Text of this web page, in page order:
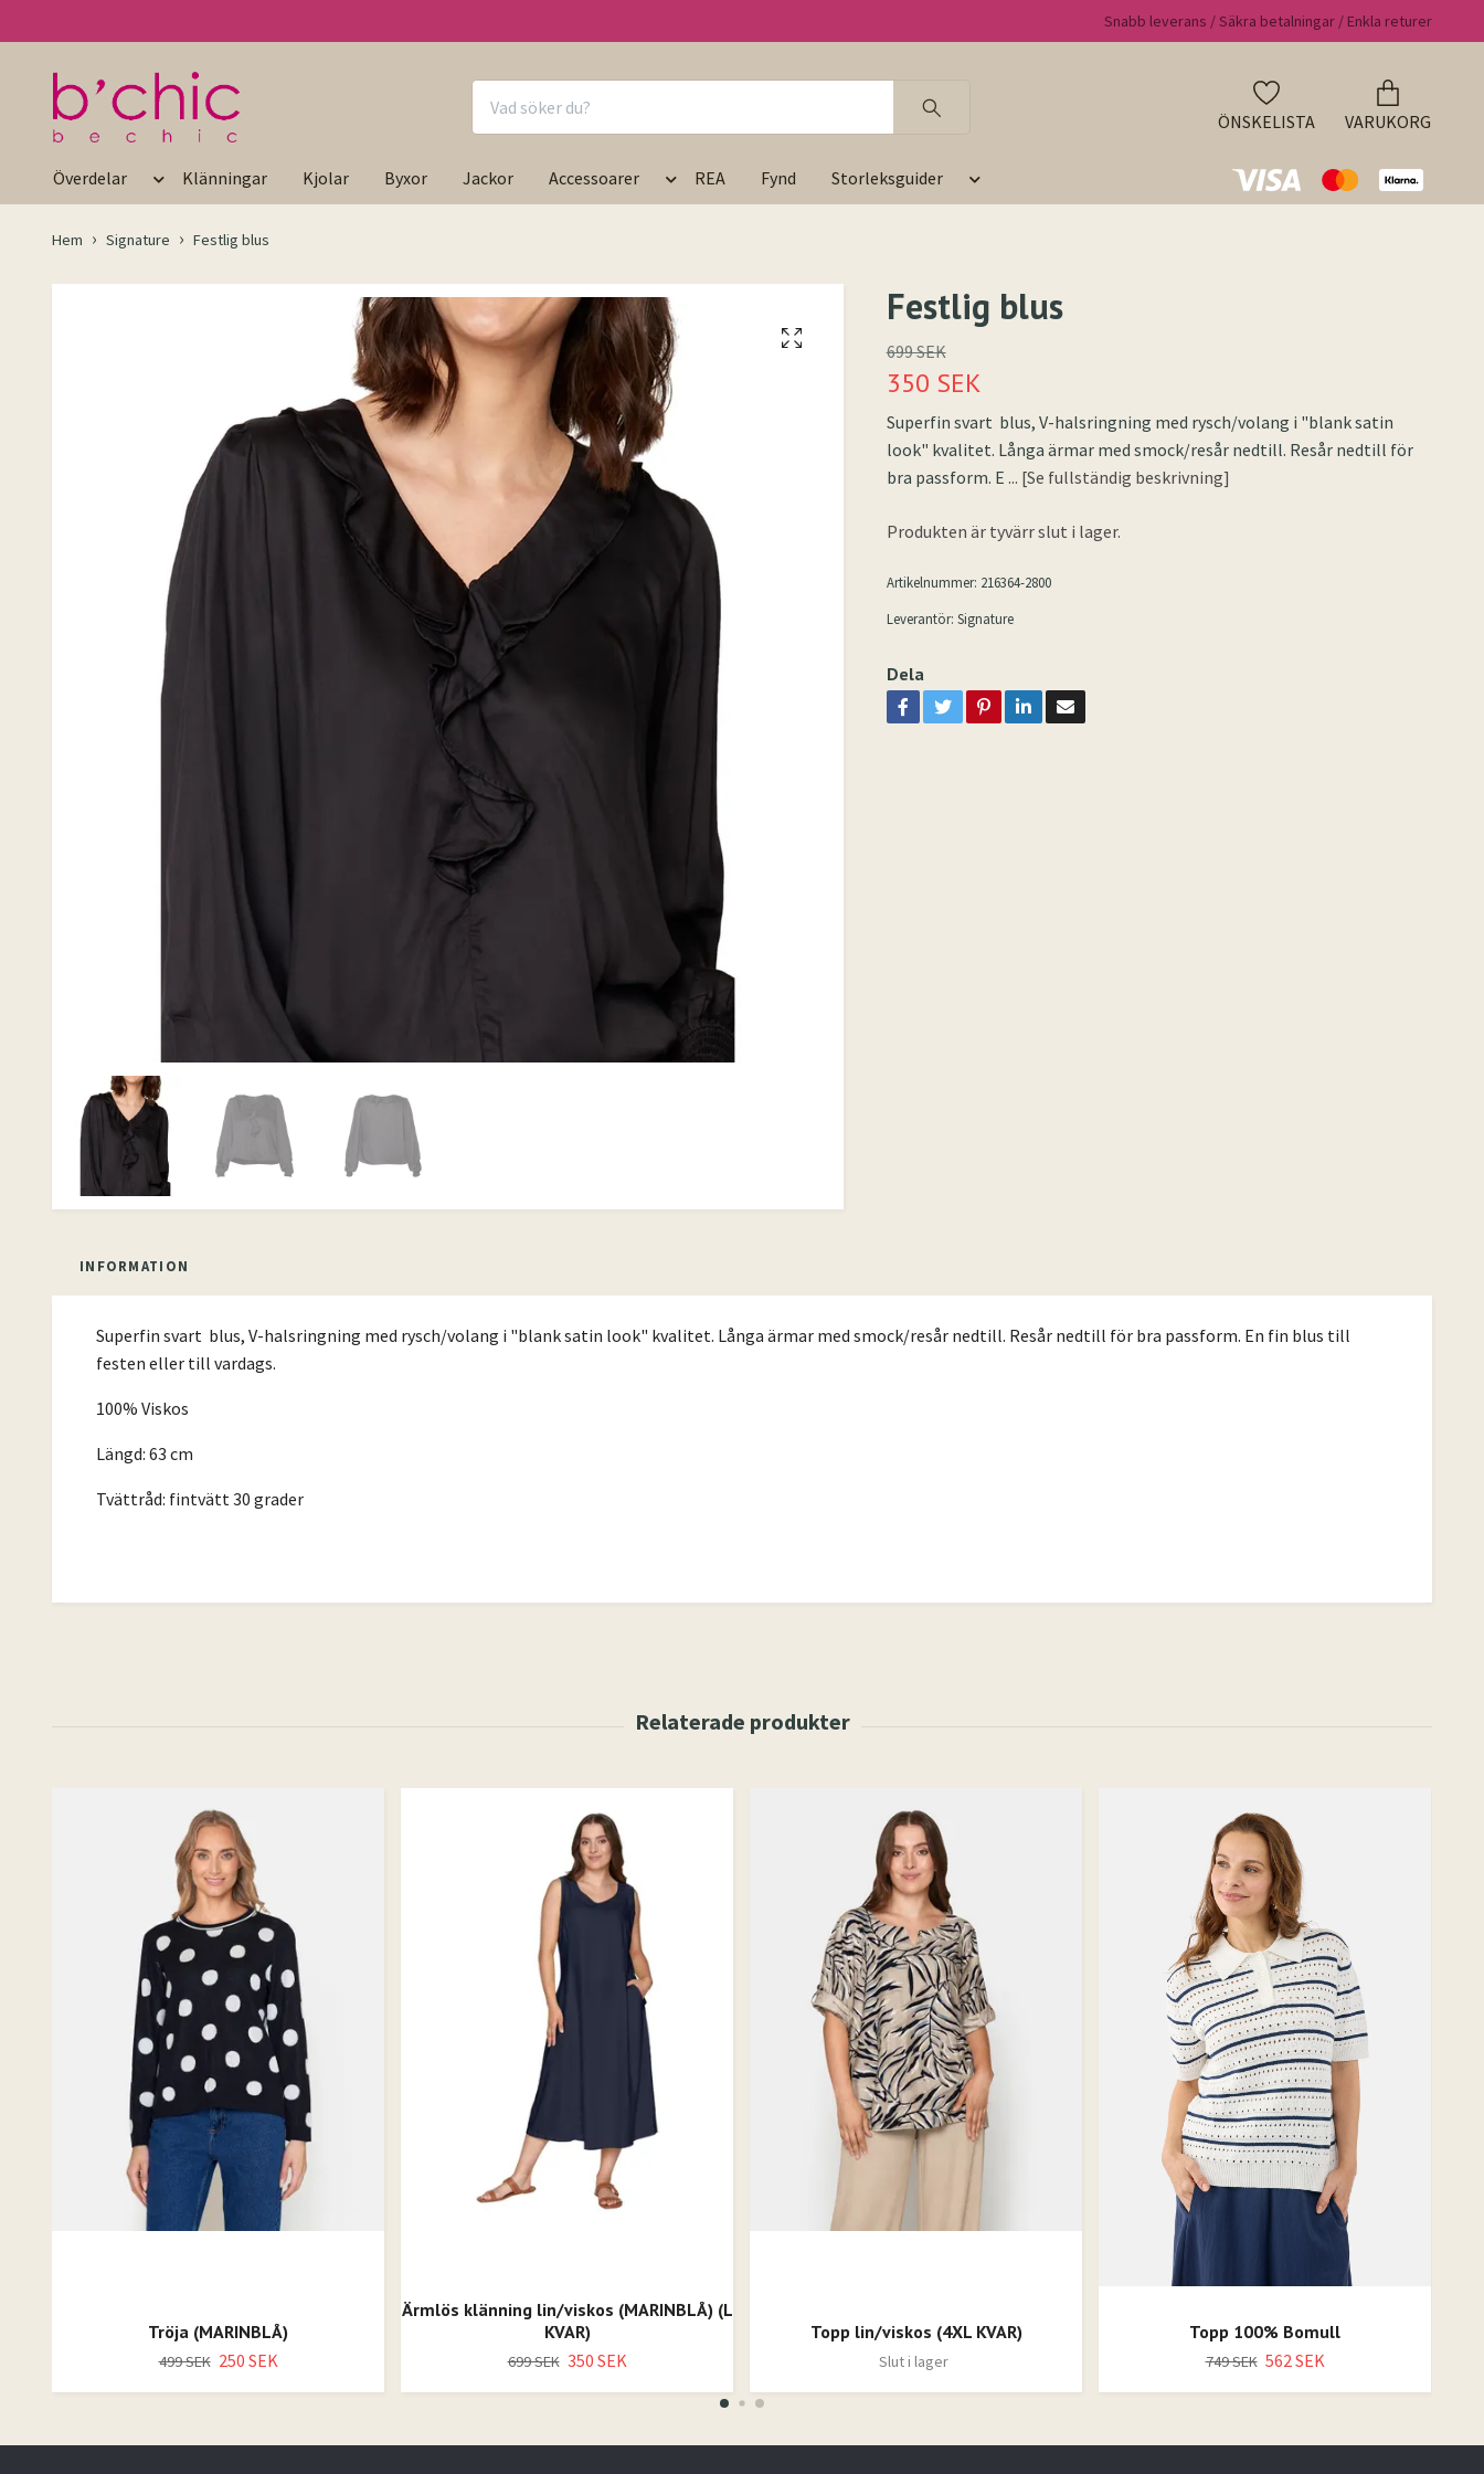
Snabb leverans / Säkra betalningar / Enkla returer
ÖNSKELISTA VARUKORG
Överdelar Klänningar Kjolar Byxor Jackor Accessoarer REA Fynd Storleksguider
Hem Signature Festlig blus
Festlig blus
699 SEK
350 SEK
Superfin svart blus, V-halsringning med rysch/volang i "blank satin
look" kvalitet. Långa ärmar med smock/resår nedtill. Resår nedtill för
bra passform. E ... [Se fullständig beskrivning]
Produkten är tyvärr slut i lager.
Artikelnummer: 216364-2800
Leverantör: Signature
Dela
INFORMATION
Superfin svart blus, V-halsringning med rysch/volang i "blank satin look" kvalitet. Långa ärmar med smock/resår nedtill. Resår nedtill för bra passform. En fin blus till
festen eller till vardags.
100% Viskos
Längd: 63 cm
Tvättråd: fintvätt 30 grader
Tröja (MARINBLÅ)
499 SEK 250 SEK
Ärmlös klänning lin/viskos (MARINBLÅ) (L
KVAR)
699 SEK 350 SEK
Topp lin/viskos (4XL KVAR)
Slut i lager
Topp 100% Bomull
749 SEK 562 SEK